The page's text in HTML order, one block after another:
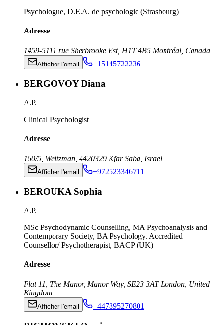
Psychologue, D.E.A. de psychologie (Strasbourg)
Adresse
1459-5111 rue Sherbrooke Est, H1T 4B5 Montréal Canada
Afficher l'email +15145722236
BERGOVOY Diana
A.P.
Clinical Psychologist
Adresse
160/5, Weitzman 4420329 Kfar Saba Israel
Afficher l'email +972523346711
BEROUKA Sophia
A.P.
MSc Psychodynamic Counselling, MA Psychoanalysis and
Contemporary Society, BA Psychology. Accredited
Counsellor/ Psychotherapist, BACP (UK)
Adresse
Flat 11, The Manor, Manor Way, SE23 3AT London United
Kingdom
Afficher l'email +447895270801